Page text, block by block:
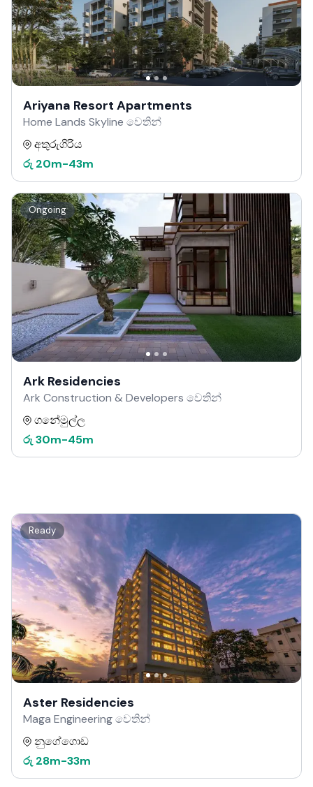
Ariyana Resort Apartments
Home Lands Skyline වෙතින්
අතුරුගිරිය
රු 20m-43m
Ongoing
Ark Residencies
Ark Construction & Developers වෙතින්
ගනේමුල්ල
රු 30m-45m
Ready
Aster Residencies
Maga Engineering වෙතින්
නුගේගොඩ
රු 28m-33m